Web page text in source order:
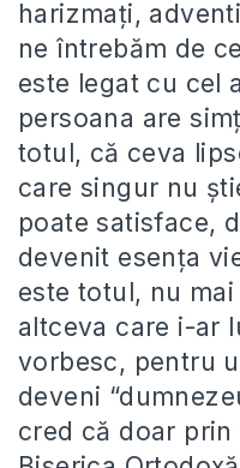
harizmaţi,
ne întrebăm de
este legat cu cel
persoana are
totul, că ceva
care singur nu
poate satisface,
devenit esenţa
este totul, nu
altceva care i-ar
vorbesc, pentru
deveni
cred că doar